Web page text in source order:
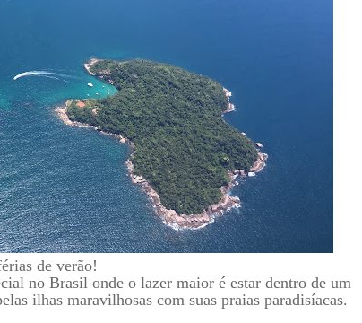
de verão!
no Brasil onde o lazer maior é estar dentro de um
ilhas maravilhosas com suas praias paradisíacas.